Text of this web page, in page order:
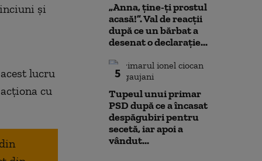
și
lucru
cu
„Anna, ţine-ţi prostul
acasă!”. Val de reacții
după ce un bărbat a
desenat o declarație...
5
Tupeul unui primar
PSD după ce a încasat
despăgubiri pentru
secetă, iar apoi a
vândut...